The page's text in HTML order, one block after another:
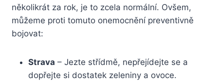
několikrát za rok, je to zcela normální. Ovšem,
můžeme proti tomuto onemocnění preventivně
bojovat:
Strava – Jezte střídmě, nepřejídejte se a
dopřejte si dostatek zeleniny a ovoce.